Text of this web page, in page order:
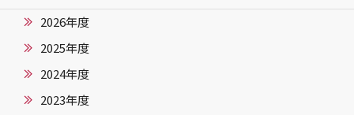
2026年度
2025年度
2024年度
2023年度